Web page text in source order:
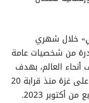
خلال شهري
من شخصيات عامة
العالم، بهدف
كسر الحصار الذي تفرضه إسرائيل على غزة منذ قرابة 20
2023.